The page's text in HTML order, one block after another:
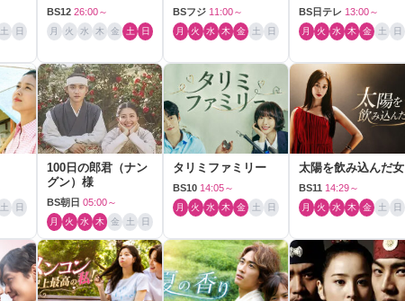
土 日
BS12 26:00～
月 火 水 木 金 土 日
BSフジ 11:00～
月 火 水 木 金 土 日
BS日テレ 13:00～
月 火 水 木 金 土 日
土 日
100日の郎君（ナン
グン）様
BS朝日 05:00～
月 火 水 木 金 土 日
タリミファミリー
BS10 14:05～
月 火 水 木 金 土 日
太陽を飲み込んだ女
BS11 14:29～
月 火 水 木 金 土 日